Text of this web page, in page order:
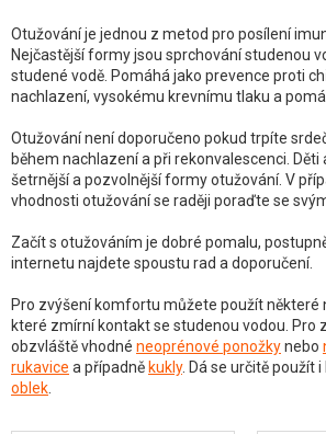
Otužování je jednou z metod pro posílení
Nejčastější formy jsou sprchování studenou
studené vodě. Pomáhá jako prevence proti
nachlazení, vysokému krevnímu tlaku a
Otužování není doporučeno pokud trpíte
během nachlazení a při rekonvalescenci. Děti
šetrnější a pozvolnější formy otužování. V
vhodnosti otužování se raději poraďte se
Začít s otužováním je dobré pomalu,
internetu najdete spoustu rad a doporučení.
Pro zvýšení komfortu můžete použít některé
které zmírní kontakt se studenou vodou. Pro
obzvláště vhodné neoprénové ponožkynebo
rukavice a případněkukly. Dá se určitě použít
oblek